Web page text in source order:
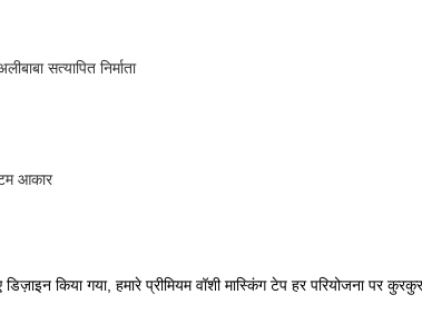
सत्यापित निर्माता
आकार
किया गया, हमारे प्रीमियम वॉशी मास्किंग टेप हर परियोजना पर